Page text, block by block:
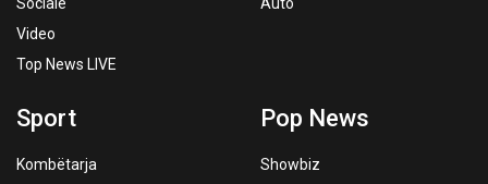
Video
Top News LIVE
Sport
Kombëtarja
Pop News
Showbiz